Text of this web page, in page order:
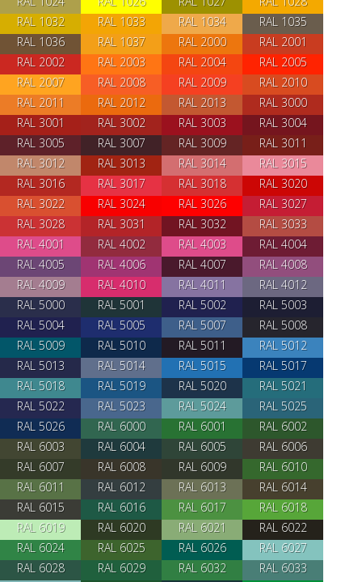
RAL 1032
RAL 1033 RAL 1034
RAL 1035
RAL 1036
RAL 1037 RAL 2000
RAL 2001
RAL 2002
RAL 2003 RAL 2004
RAL 2005
RAL 2007
RAL 2008 RAL 2009
RAL 2010
RAL 2011
RAL 2012 RAL 2013
RAL 3000
RAL 3001
RAL 3002 RAL 3003
RAL 3004
RAL 3005
RAL 3007 RAL 3009
RAL 3011
RAL 3012
RAL 3013 RAL 3014
RAL 3015
RAL 3016
RAL 3017 RAL 3018
RAL 3020
RAL 3022
RAL 3024 RAL 3026
RAL 3027
RAL 3028
RAL 3031 RAL 3032
RAL 3033
RAL 4001
RAL 4002 RAL 4003
RAL 4004
RAL 4005
RAL 4006 RAL 4007
RAL 4008
RAL 4009
RAL 4010 RAL 4011
RAL 4012
RAL 5000
RAL 5001 RAL 5002
RAL 5003
RAL 5004
RAL 5005 RAL 5007
RAL 5008
RAL 5009
RAL 5010 RAL 5011
RAL 5012
RAL 5013
RAL 5014 RAL 5015
RAL 5017
RAL 5018
RAL 5019 RAL 5020
RAL 5021
RAL 5022
RAL 5023 RAL 5024
RAL 5025
RAL 5026
RAL 6000 RAL 6001
RAL 6002
RAL 6003
RAL 6004 RAL 6005
RAL 6006
RAL 6007
RAL 6008 RAL 6009
RAL 6010
RAL 6011
RAL 6012 RAL 6013
RAL 6014
RAL 6015
RAL 6016 RAL 6017
RAL 6018
RAL 6019
RAL 6020 RAL 6021
RAL 6022
RAL 6024
RAL 6025 RAL 6026
RAL 6027
RAL 6028
RAL 6029 RAL 6032
RAL 6033